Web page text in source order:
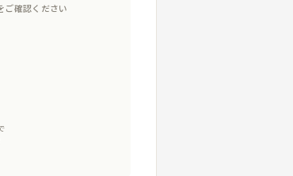
ご確認ください